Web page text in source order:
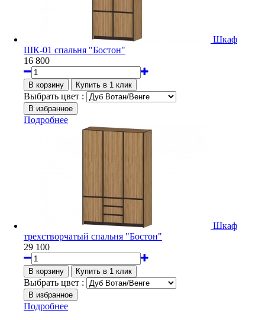
Шкаф
ШК-01 спальня "Бостон"
16 800
Выбрать цвет :
Подробнее
Шкаф
трехстворчатый спальня "Бостон"
29 100
Выбрать цвет :
Подробнее